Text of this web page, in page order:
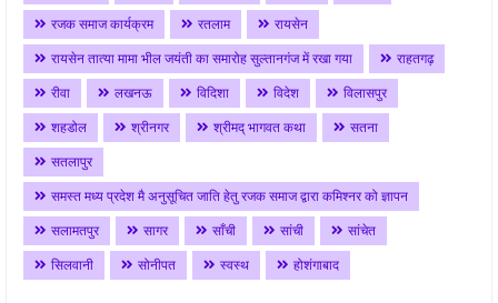
रजक समाज कार्यक्रम
रतलाम
रायसेन
रायसेन तात्या मामा भील जयंती का समारोह सुल्तानगंज में रखा गया
राहतगढ़
रीवा
लखनऊ विदिशा विदेश
विलासपुर
शहडोल
श्रीनगर श्रीमद् भागवत कथा
सतना
सतलापुर
समस्त मध्य प्रदेश मै अनुसूचित जाति हेतु रजक समाज द्वारा कमिश्नर को ज्ञापन
सलामतपुर
सागर साँची सांची
सांचेत
सिलवानी
सोनीपत स्वस्थ होशंगाबाद